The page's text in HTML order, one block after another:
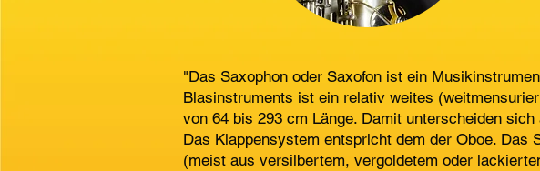
"Das Saxophon oder Saxofon ist ein
Blasinstruments ist ein relativ weites
von 64 bis 293 cm Länge. Damit unterscheiden
Das Klappensystem entspricht dem der Oboe.
(meist aus versilbertem, vergoldetem oder